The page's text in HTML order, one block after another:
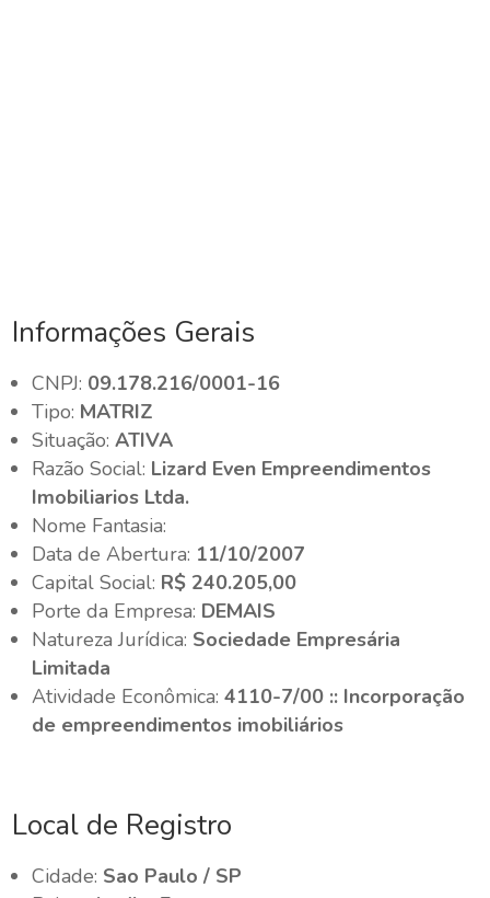
Informações Gerais
CNPJ: 09.178.216/0001-16
Tipo: MATRIZ
Situação:ATIVA
Razão Social: Lizard Even Empreendimentos
Imobiliarios Ltda.
Nome Fantasia:
Data de Abertura: 11/10/2007
Capital Social: R$ 240.205,00
Porte da Empresa: DEMAIS
Natureza Jurídica: Sociedade Empresária
Limitada
Atividade Econômica:4110-7/00 :: Incorporação
de empreendimentos imobiliários
Local de Registro
Cidade: Sao Paulo / SP